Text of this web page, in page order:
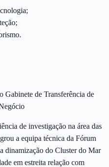
Gabinete de Transferência de
de investigação na área das
a equipa técnica da Fórum
dinamização do Cluster do Mar
em estreita relação com